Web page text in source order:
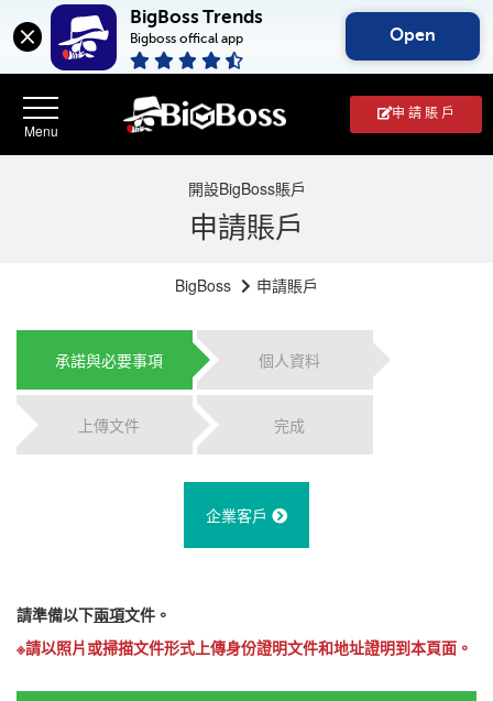
BigBoss Trends
Bigboss offical app Open
申 請 賬 戶
開設BigBoss賬戶
申請賬戶
BigBoss 申請賬戶
承諾與必要事項 個人資料
上傳文件 完成
企業客戶
請準備以下兩項文件。
※請以照片或掃描文件形式上傳身份證明文件和地址證明到本頁面。